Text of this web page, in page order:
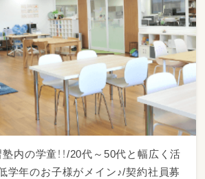
の学童！！/20代～50代と幅広く活
学年のお子様がメイン♪/契約社員募